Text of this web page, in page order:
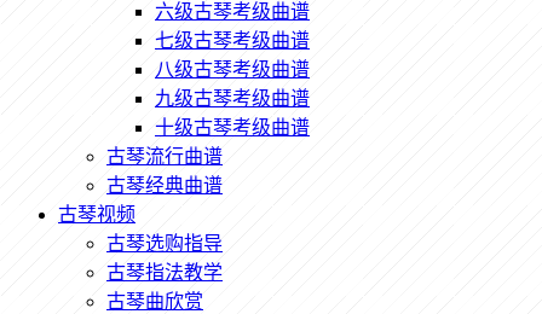
六级古琴考级曲谱
七级古琴考级曲谱
八级古琴考级曲谱
九级古琴考级曲谱
十级古琴考级曲谱
古琴流行曲谱
古琴经典曲谱
古琴视频
古琴选购指导
古琴指法教学
古琴曲欣赏